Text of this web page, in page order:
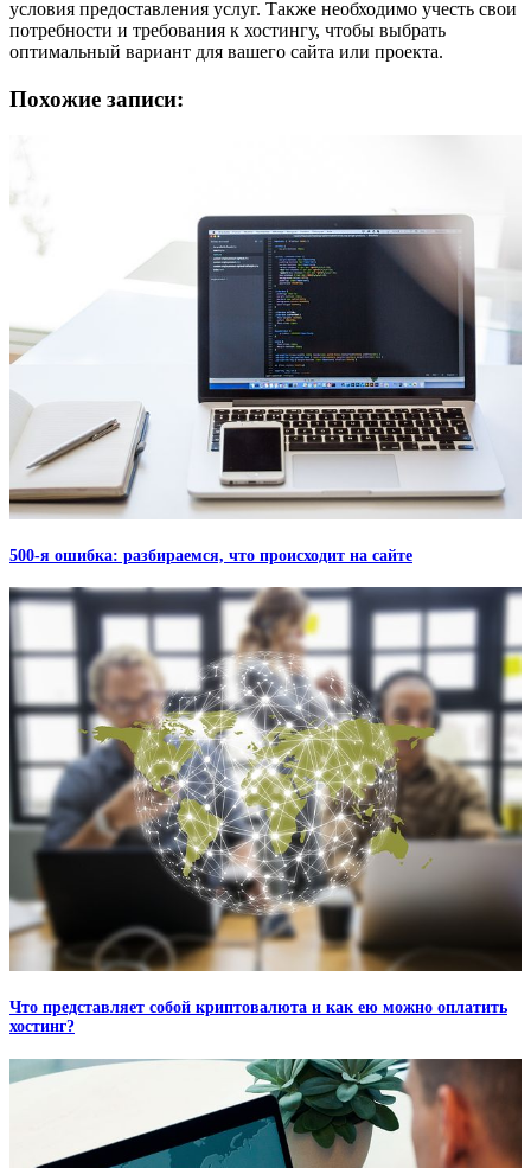
условия предоставления услуг. Также необходимо учесть свои
потребности и требования к хостингу, чтобы выбрать
оптимальный вариант для вашего сайта или проекта.
Похожие записи:
500-я ошибка: разбираемся, что происходит на сайте
Что представляет собой криптовалюта и как ею можно оплатить
хостинг?